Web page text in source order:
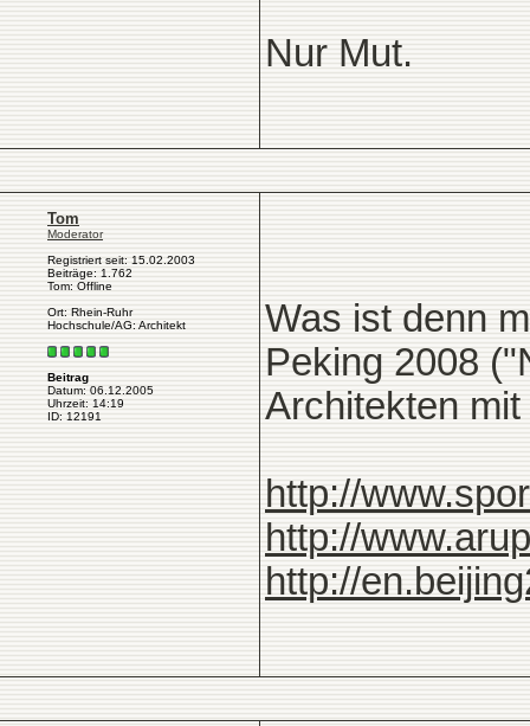
Nur Mut.
Tom
Moderator
Registriert seit: 15.02.2003
Beiträge: 1.762
Tom: Offline
Ort: Rhein-Ruhr
Hochschule/AG: Architekt
Beitrag
Datum: 06.12.2005
Uhrzeit: 14:19
ID: 12191
Was ist denn
Peking 2008
Architekten
http://
http://
http://